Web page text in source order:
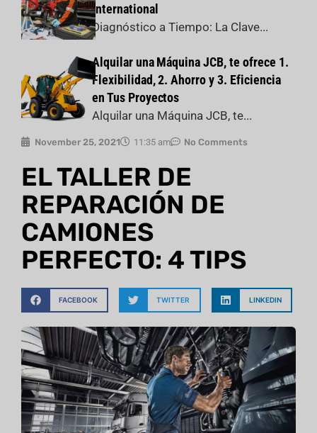
November 25, 2021 11:35 am No Comments
EL TALLER DE
REPARACIÓN DE
CAMIONES
PERFECTO: 4 TIPS
FACEBOOK TWITTER LINKEDIN
International
Diagnóstico a Tiempo: La Clave...
Alquilar una Máquina JCB, te ofrece 1.
Flexibilidad, 2. Ahorro y 3. Eficiencia
en Tus Proyectos
Alquilar una Máquina JCB, te...